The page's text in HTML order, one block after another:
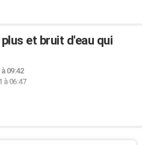
et bruit d'eau qui
09:42
à 06:47